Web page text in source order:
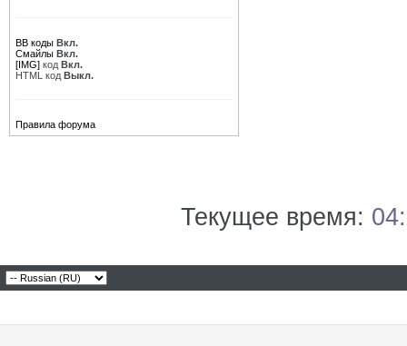
BB коды Вкл.
Смайлы Вкл.
[IMG] код Вкл.
HTML код Выкл.
Правила форума
Текущее время: